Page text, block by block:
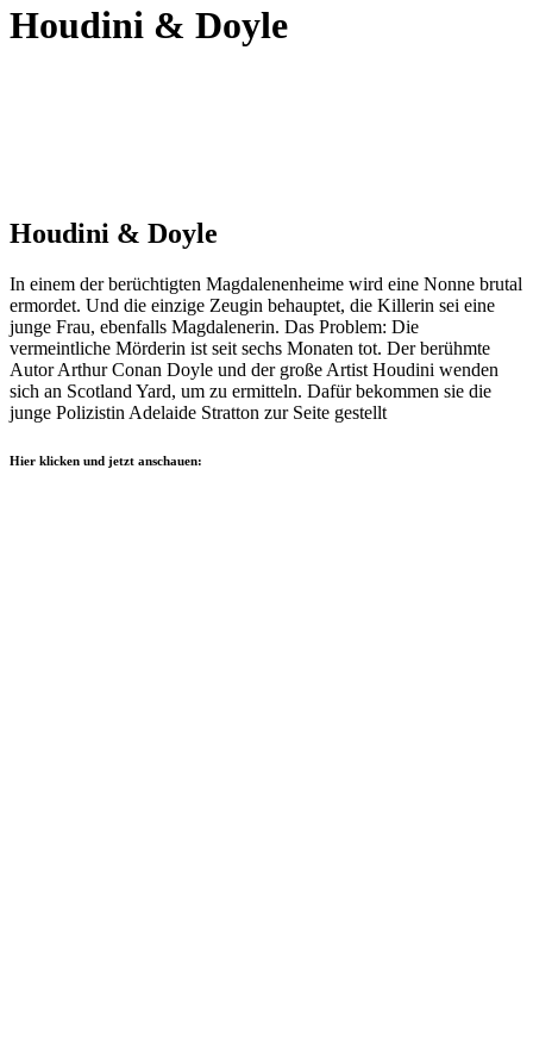
Houdini & Doyle
Houdini & Doyle
In einem der berüchtigten Magdalenenheime wird eine Nonne brutal
ermordet. Und die einzige Zeugin behauptet, die Killerin sei eine
junge Frau, ebenfalls Magdalenerin. Das Problem: Die
vermeintliche Mörderin ist seit sechs Monaten tot. Der berühmte
Autor Arthur Conan Doyle und der große Artist Houdini wenden
sich an Scotland Yard, um zu ermitteln. Dafür bekommen sie die
junge Polizistin Adelaide Stratton zur Seite gestellt
Hier klicken und jetzt anschauen: